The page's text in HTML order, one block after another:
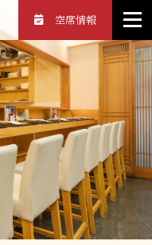
空席情報